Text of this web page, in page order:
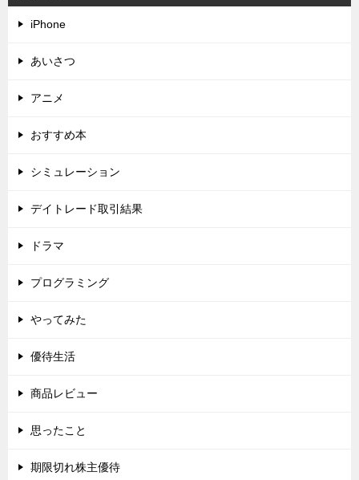
iPhone
あいさつ
アニメ
おすすめ本
シミュレーション
デイトレード取引結果
ドラマ
プログラミング
やってみた
優待生活
商品レビュー
思ったこと
期限切れ株主優待